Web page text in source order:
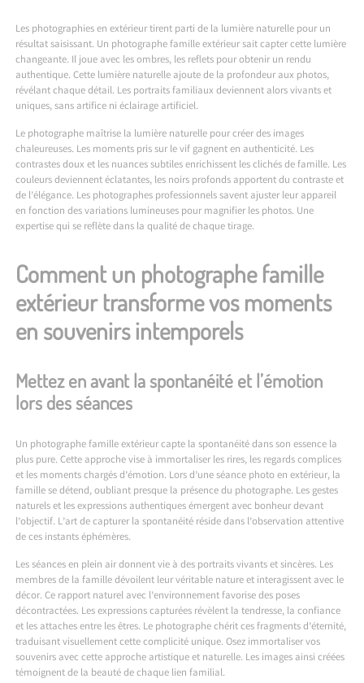
Les photographies en extérieur tirent parti de la lumière naturelle pour un
résultat saisissant. Un photographe famille extérieur sait capter cette lumière
changeante. Il joue avec les ombres, les reflets pour obtenir un rendu
authentique. Cette lumière naturelle ajoute de la profondeur aux photos,
révélant chaque détail. Les portraits familiaux deviennent alors vivants et
uniques, sans artifice ni éclairage artificiel.
Le photographe maîtrise la lumière naturelle pour créer des images
chaleureuses. Les moments pris sur le vif gagnent en authenticité. Les
contrastes doux et les nuances subtiles enrichissent les clichés de famille. Les
couleurs deviennent éclatantes, les noirs profonds apportent du contraste et
de l’élégance. Les photographes professionnels savent ajuster leur appareil
en fonction des variations lumineuses pour magnifier les photos. Une
expertise qui se reflète dans la qualité de chaque tirage.
Comment un photographe famille
extérieur transforme vos moments
en souvenirs intemporels
Mettez en avant la spontanéité et l’émotion
lors des séances
Un photographe famille extérieur capte la spontanéité dans son essence la
plus pure. Cette approche vise à immortaliser les rires, les regards complices
et les moments chargés d’émotion. Lors d’une séance photo en extérieur, la
famille se détend, oubliant presque la présence du photographe. Les gestes
naturels et les expressions authentiques émergent avec bonheur devant
l’objectif. L’art de capturer la spontanéité réside dans l’observation attentive
de ces instants éphémères.
Les séances en plein air donnent vie à des portraits vivants et sincères. Les
membres de la famille dévoilent leur véritable nature et interagissent avec le
décor. Ce rapport naturel avec l’environnement favorise des poses
décontractées. Les expressions capturées révèlent la tendresse, la confiance
et les attaches entre les êtres. Le photographe chérit ces fragments d’éternité,
traduisant visuellement cette complicité unique. Osez immortaliser vos
souvenirs avec cette approche artistique et naturelle. Les images ainsi créées
témoignent de la beauté de chaque lien familial.